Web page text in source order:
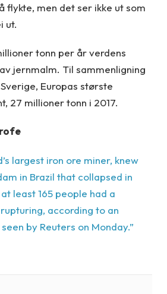
flykte, men det ser ikke ut som
ut.
tonn per år verdens
jernmalm. Til sammenligning
Europas største
27 millioner tonn i 2017.
largest iron ore miner, knew
in Brazil that collapsed in
least 165 people had a
according to an
by Reuters on Monday.”